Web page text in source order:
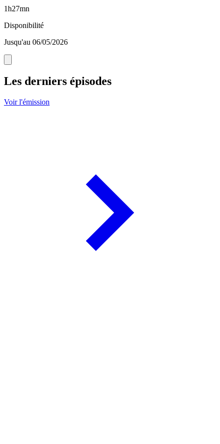
1h27mn
Disponibilité
Jusqu'au 06/05/2026
Les derniers épisodes
Voir l'émission